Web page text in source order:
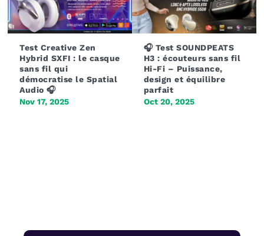
Test Creative Zen
Hybrid SXFI : le casque
sans fil qui
démocratise le Spatial
Audio 🎧
Nov 17, 2025
🎧 Test SOUNDPEATS
H3 : écouteurs sans fil
Hi-Fi – Puissance,
design et équilibre
parfait
Oct 20, 2025